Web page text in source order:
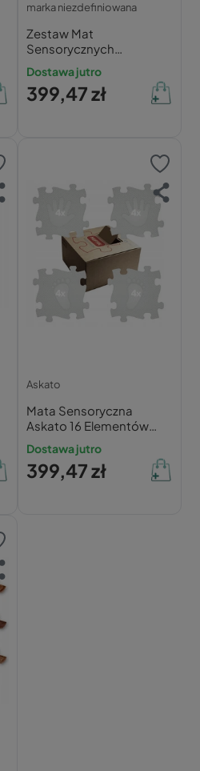
marka niezdefiniowana
Zestaw Mat
Sensorycznych
Aktywizujących MUFFIK
Ręce i Nogi Beżowy 16 el.
Dostawa jutro
399,47 zł
Askato
Mata Sensoryczna
Askato 16 Elementów
Szara | Rozwojowa
Dostawa jutro
399,47 zł